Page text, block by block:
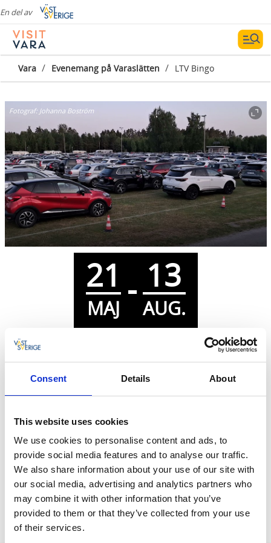
Consent Details About
This website uses cookies
We use cookies to personalise content and ads, to
provide social media features and to analyse our traffic.
We also share information about your use of our site with
our social media, advertising and analytics partners who
may combine it with other information that you’ve
provided to them or that they’ve collected from your use
of their services.
En del av
Vara / Evenemang på Varaslätten / LTV Bingo
Fotograf: Johanna Boström
21
MAJ - 13
AUG.
LTV Bingo
Välkommen till en av Västsveriges populäraste
DriveInBingo på natursköna Hedensborg.
19:00 på torsdagar 21 maj - 13 aug spelar vi bilbingo.
Det finns möjligheter att sitta inomhus.
17:00 öppnar kiosk, lotteri och brickförsäljningen.